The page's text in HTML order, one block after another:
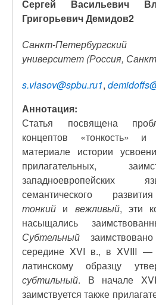
Сергей Васильевич
Григорьевич Демидов2
Санкт-Петербургский
университет (Россия,
s.vlasov@spbu.ru1,
Аннотация:
Статья посвящена
концептов «тонкость»
материале истории
прилагательных,
западноевропейских
семантического
тонкий и вежливый, эти
насыщались
Субтельный
середине XVI в., в XVIII —
латинскому образцу
субтильный. В начале
заимствуется также